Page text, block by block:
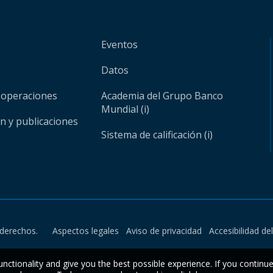
y publicaciones
Eventos
Datos
Academia del Grupo Banco
Mundial (i)
Sistema de calificación (i)
Aspectos legales Aviso de privacidad Accesibilidad
and give you the best possible experience. If you